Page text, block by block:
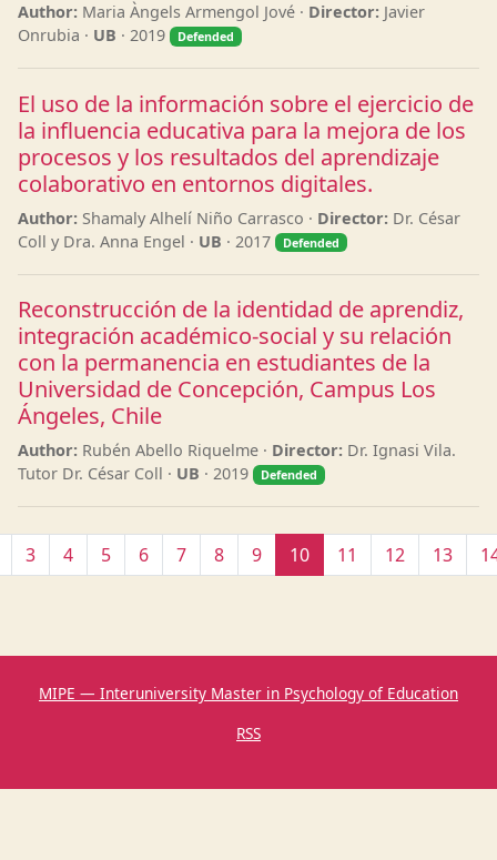
Author: Maria Àngels Armengol Jové · Director: Javier
Onrubia · UB · 2019 Defended
El uso de la información sobre el ejercicio de
la influencia educativa para la mejora de los
procesos y los resultados del aprendizaje
colaborativo en entornos digitales.
Author: Shamaly Alhelí Niño Carrasco · Director: Dr. César
Coll y Dra. Anna Engel · UB · 2017 Defended
Reconstrucción de la identidad de aprendiz,
integración académico-social y su relación
con la permanencia en estudiantes de la
Universidad de Concepción, Campus Los
Ángeles, Chile
Author: Rubén Abello Riquelme · Director: Dr. Ignasi Vila.
Tutor Dr. César Coll · UB · 2019 Defended
3 4 5 6 7 8 9 10 11 12 13
MIPE — Interuniversity Master in Psychology of Education
RSS